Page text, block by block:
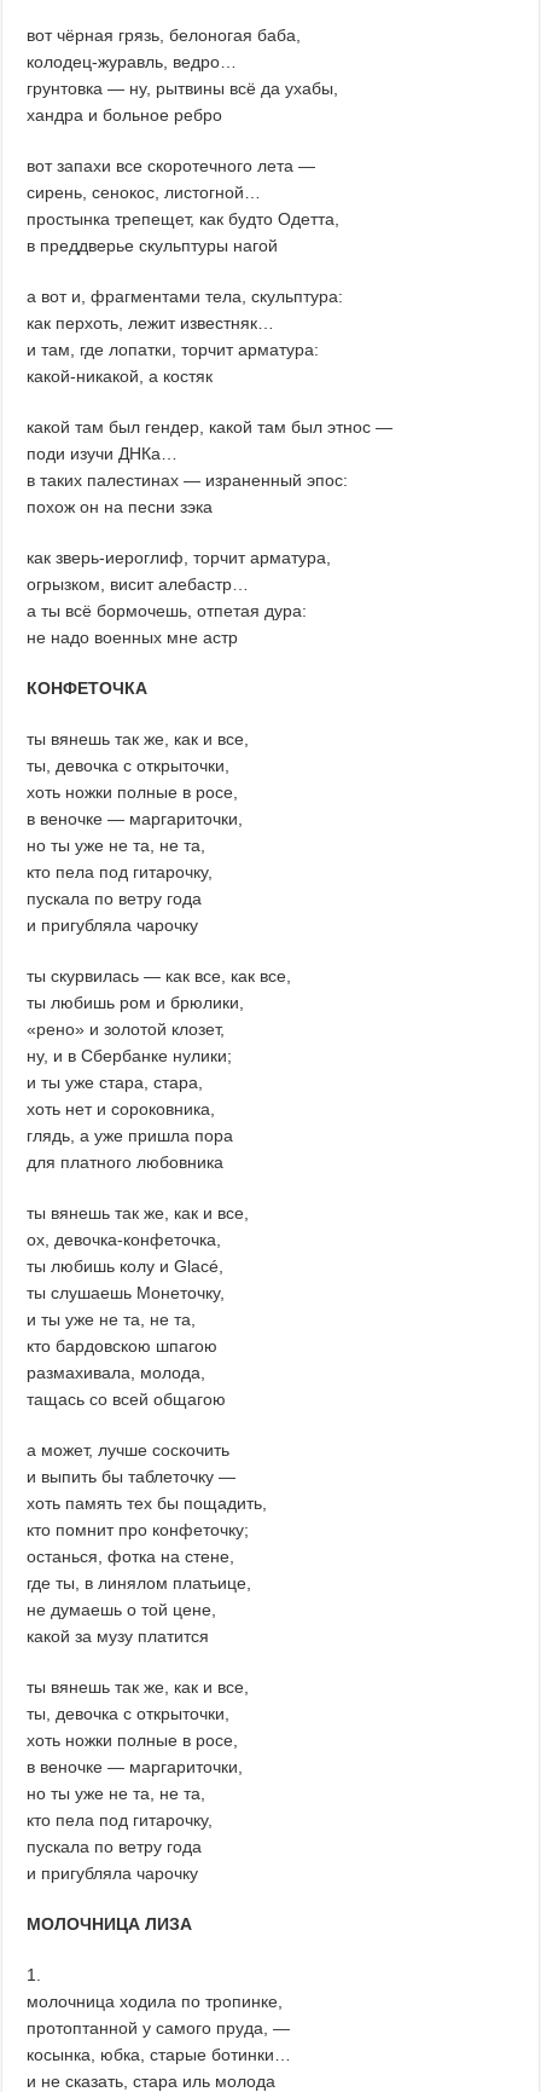
вот чёрная грязь, белоногая баба,
колодец-журавль, ведро…
грунтовка — ну, рытвины всё да ухабы,
хандра и больное ребро
вот запахи все скоротечного лета —
сирень, сенокос, листогной…
простынка трепещет, как будто Одетта,
в преддверье скульптуры нагой
а вот и, фрагментами тела, скульптура:
как перхоть, лежит известняк…
и там, где лопатки, торчит арматура:
какой-никакой, а костяк
какой там был гендер, какой там был этнос —
поди изучи ДНКа…
в таких палестинах — израненный эпос:
похож он на песни зэка
как зверь-иероглиф, торчит арматура,
огрызком, висит алебастр…
а ты всё бормочешь, отпетая дура:
не надо военных мне астр
КОНФЕТОЧКА
ты вянешь так же, как и все,
ты, девочка с открыточки,
хоть ножки полные в росе,
в веночке — маргариточки,
но ты уже не та, не та,
кто пела под гитарочку,
пускала по ветру года
и пригубляла чарочку
ты скурвилась — как все, как все,
ты любишь ром и брюлики,
«рено» и золотой клозет,
ну, и в Сбербанке нулики;
и ты уже стара, стара,
хоть нет и сороковника,
глядь, а уже пришла пора
для платного любовника
ты вянешь так же, как и все,
ох, девочка-конфеточка,
ты любишь колу и Glacé,
ты слушаешь Монеточку,
и ты уже не та, не та,
кто бардовскою шпагою
размахивала, молода,
тащась со всей общагою
а может, лучше соскочить
и выпить бы таблеточку ―
хоть память тех бы пощадить,
кто помнит про конфеточку;
останься, фотка на стене,
где ты, в линялом платьице,
не думаешь о той цене,
какой за музу платится
ты вянешь так же, как и все,
ты, девочка с открыточки,
хоть ножки полные в росе,
в веночке — маргариточки,
но ты уже не та, не та,
кто пела под гитарочку,
пускала по ветру года
и пригубляла чарочку
МОЛОЧНИЦА ЛИЗА
1.
молочница ходила по тропинке,
протоптанной у самого пруда, —
косынка, юбка, старые ботинки…
и не сказать, стара иль молода